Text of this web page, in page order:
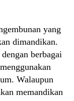
yang
dimandikan.
berbagai
Walaupun
memandikan